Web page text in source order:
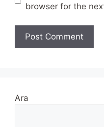
browser for the
Ara